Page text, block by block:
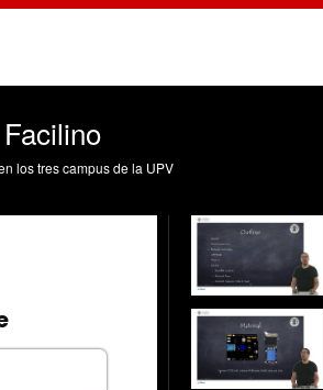
los tres campus de la UPV